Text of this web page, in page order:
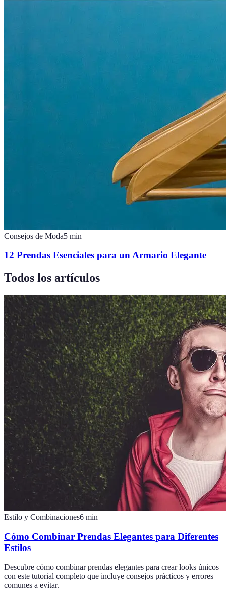
Consejos de Moda5 min
12 Prendas Esenciales para un Armario Elegante
Todos los artículos
Estilo y Combinaciones6 min
Cómo Combinar Prendas Elegantes para Diferentes
Estilos
Descubre cómo combinar prendas elegantes para crear looks únicos
con este tutorial completo que incluye consejos prácticos y errores
comunes a evitar.